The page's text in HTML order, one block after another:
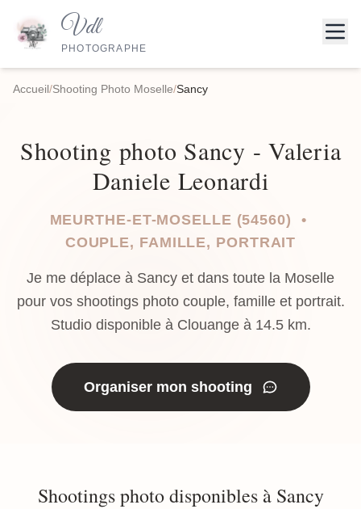
Vdl
PHOTOGRAPHE
Accueil/Shooting Photo Moselle/Sancy
Shooting photo Sancy - Valeria
Daniele Leonardi
MEURTHE-ET-MOSELLE (54560) •
COUPLE, FAMILLE, PORTRAIT
Je me déplace à Sancy et dans toute la Moselle
pour vos shootings photo couple, famille et portrait.
Studio disponible à Clouange à 14.5 km.
Organiser mon shooting
Shootings photo disponibles à Sancy